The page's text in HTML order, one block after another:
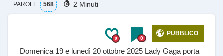
PAROLE 568 2 Minuti
0 0
PUBBLICO
Domenica 19 e lunedì 20 ottobre 2025 Lady Gaga porta